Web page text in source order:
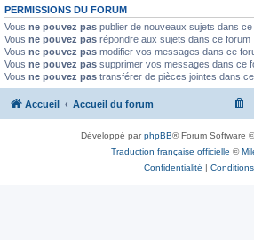
PERMISSIONS DU FORUM
Vous ne pouvez pas publier de nouveaux sujets dans
Vous ne pouvez pas répondre aux sujets dans ce forum
Vous ne pouvez pas modifier vos messages dans ce
Vous ne pouvez pas supprimer vos messages dans ce
Vous ne pouvez pas transférer de pièces jointes dans
Accueil Accueil du forum
Développé parphpBB® Forum Software
Traduction française officielle ©
Confidentialité | Conditions